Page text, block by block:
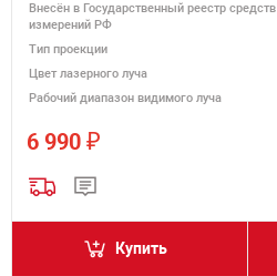
Внесён в Государственный реестр средств
измерений РФ
Тип проекции
Цвет лазерного луча
Рабочий диапазон видимого луча
6 990 ₽
Купить